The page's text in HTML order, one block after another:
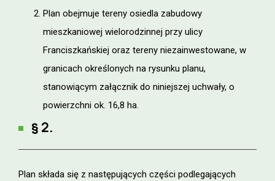
Plan obejmuje tereny osiedla zabudowy
mieszkaniowej wielorodzinnej przy ulicy
Franciszkańskiej oraz tereny niezainwestowane, w
granicach określonych na rysunku planu,
stanowiącym załącznik do niniejszej uchwały, o
powierzchni ok. 16,8 ha.
§ 2.
Plan składa się z następujących części podlegających